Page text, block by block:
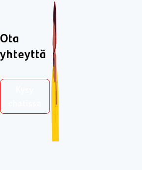
Ota
yhteyttä